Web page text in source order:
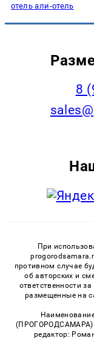
отель али-отель
8
При
противном случае
об авторских и
ответственности
размещенные на
(ПРОГОРОДСАМАРА)
редактор: